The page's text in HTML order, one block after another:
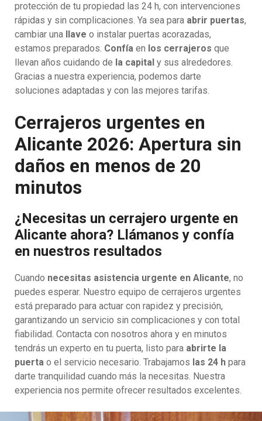
protección de tu propiedad las 24 h, con intervenciones
rápidas y sin complicaciones. Ya sea para abrir puertas,
cambiar una llave o instalar puertas acorazadas,
estamos preparados. Confía en los cerrajeros que
llevan años cuidando de la capital y sus alrededores.
Gracias a nuestra experiencia, podemos darte
soluciones adaptadas y con las mejores tarifas.
Cerrajeros urgentes en
Alicante 2026: Apertura sin
daños en menos de 20
minutos
¿Necesitas un cerrajero urgente en
Alicante ahora? Llámanos y confía
en nuestros resultados
Cuando necesitas asistencia urgente en Alicante, no
puedes esperar. Nuestro equipo de cerrajeros urgentes
está preparado para actuar con rapidez y precisión,
garantizando un servicio sin complicaciones y con total
fiabilidad. Contacta con nosotros ahora y en minutos
tendrás un experto en tu puerta, listo para abrirte la
puerta o el servicio necesario. Trabajamos las 24 h para
darte tranquilidad cuando más la necesitas. Nuestra
experiencia nos permite ofrecer resultados excelentes.